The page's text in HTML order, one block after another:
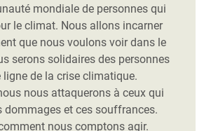
mondiale de personnes qui
le climat. Nous allons incarner
que nous voulons voir dans le
serons solidaires des personnes
ligne de la crise climatique.
nous attaquerons à ceux qui
dommages et ces souffrances.
nous comptons agir.